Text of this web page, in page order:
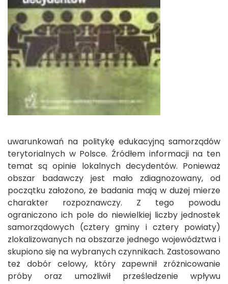
uwarunkowań na politykę edukacyjną samorządów
terytorialnych w Polsce. Źródłem informacji na ten
temat są opinie lokalnych decydentów. Ponieważ
obszar badawczy jest mało zdiagnozowany, od
początku założono, że badania mają w dużej mierze
charakter rozpoznawczy. Z tego powodu
ograniczono ich pole do niewielkiej liczby jednostek
samorządowych (cztery gminy i cztery powiaty)
zlokalizowanych na obszarze jednego województwa i
skupiono się na wybranych czynnikach. Zastosowano
też dobór celowy, który zapewnił zróżnicowanie
próby oraz umożliwił prześledzenie wpływu